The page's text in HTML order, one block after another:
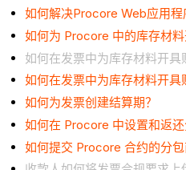
如何解决Procore Web应用程
如何为 Procore 中的库存材料
如何在发票中为库存材料开具
如何在发票中为库存材料开具
如何为发票创建结算期？
如何在 Procore 中设置和返还
如何提交 Procore 合约的分包